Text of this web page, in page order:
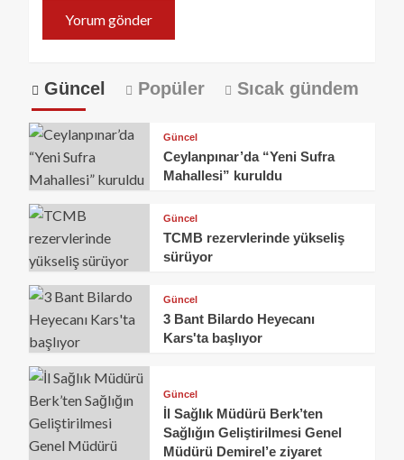
Güncel Popüler Sıcak gündem
Güncel
Ceylanpınar’da “Yeni Sufra
Mahallesi” kuruldu
Güncel
TCMB rezervlerinde yükseliş
sürüyor
Güncel
3 Bant Bilardo Heyecanı
Kars'ta başlıyor
Güncel
İl Sağlık Müdürü Berk’ten
Sağlığın Geliştirilmesi Genel
Müdürü Demirel’e ziyaret